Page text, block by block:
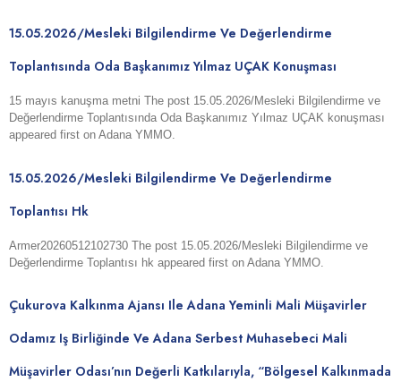
15.05.2026/Mesleki Bilgilendirme Ve Değerlendirme
Toplantısında Oda Başkanımız Yılmaz UÇAK Konuşması
15 mayıs kanuşma metni The post 15.05.2026/Mesleki Bilgilendirme ve
Değerlendirme Toplantısında Oda Başkanımız Yılmaz UÇAK konuşması
appeared first on Adana YMMO.
15.05.2026/Mesleki Bilgilendirme Ve Değerlendirme
Toplantısı Hk
Armer20260512102730 The post 15.05.2026/Mesleki Bilgilendirme ve
Değerlendirme Toplantısı hk appeared first on Adana YMMO.
Çukurova Kalkınma Ajansı Ile Adana Yeminli Mali Müşavirler
Odamız Iş Birliğinde Ve Adana Serbest Muhasebeci Mali
Müşavirler Odası’nın Değerli Katkılarıyla, “Bölgesel Kalkınmada